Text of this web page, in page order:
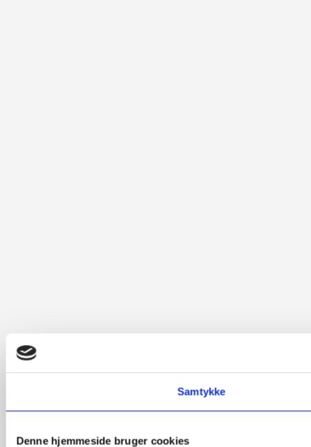
Samtykke
Denne hjemmeside bruger cookies